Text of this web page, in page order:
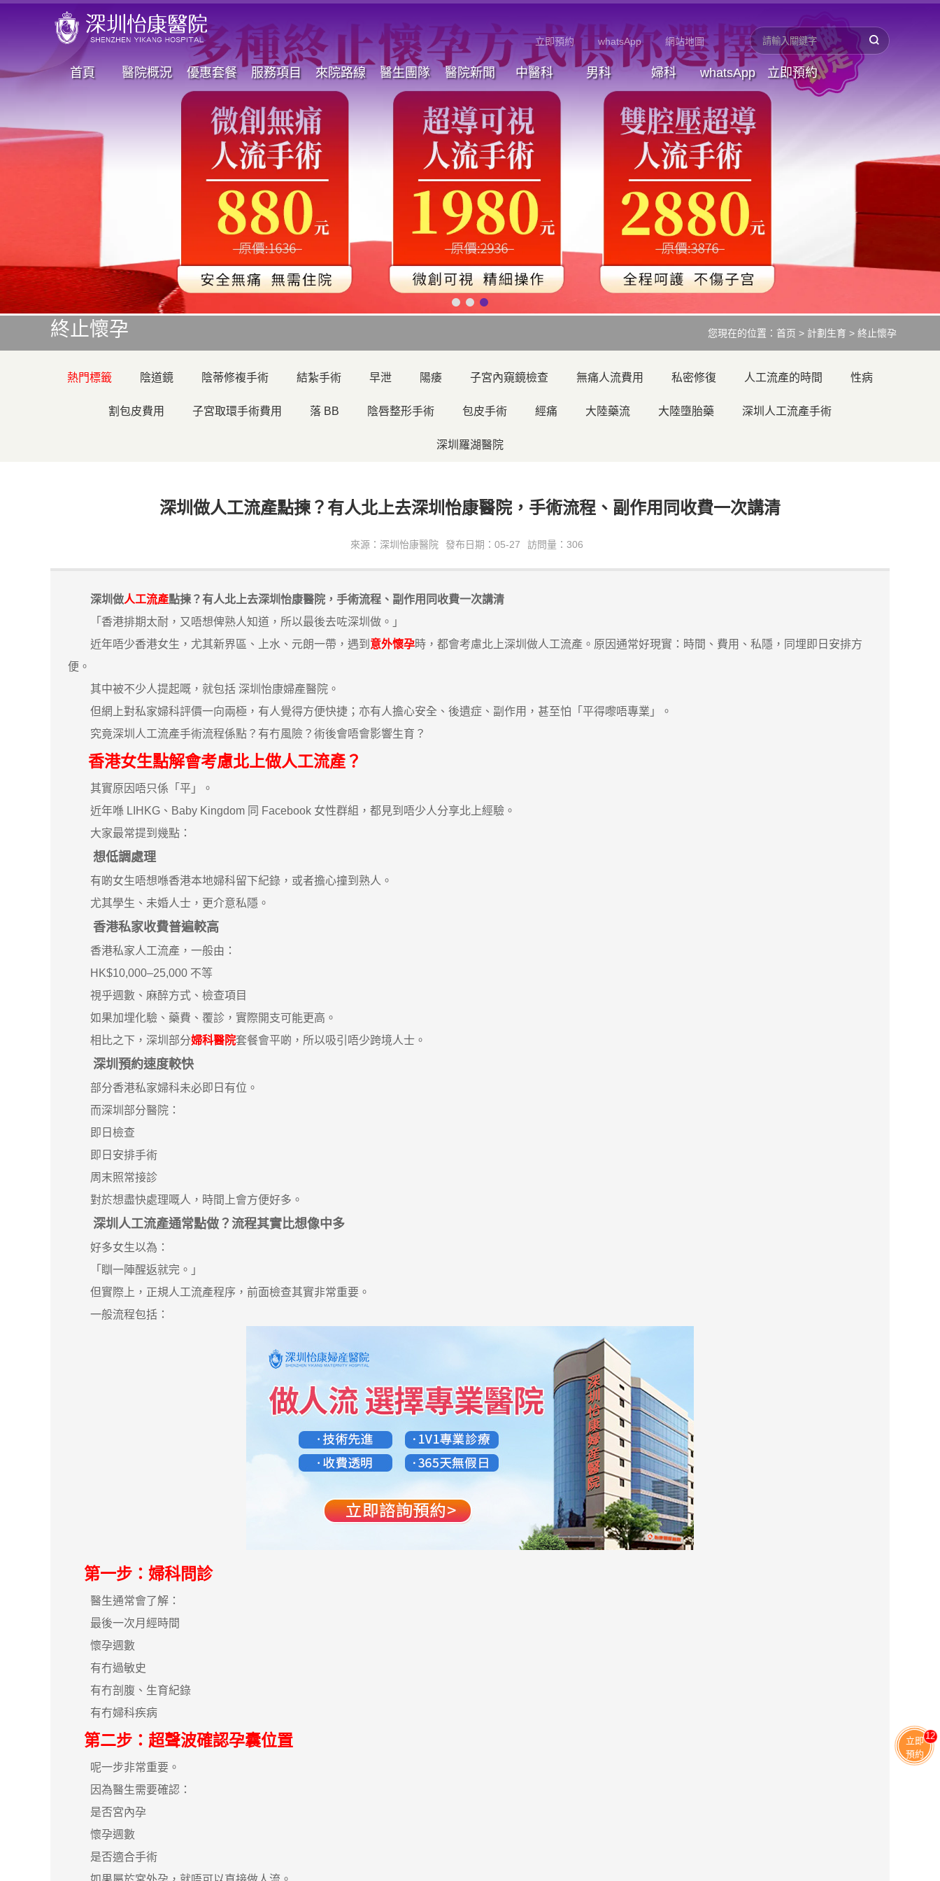
立即預約 whatsApp 網站地圖
首頁 醫院概況 優惠套餐 服務項目 來院路線 醫生團隊 醫院新聞 中醫科 男科 婦科 whatsApp 立即預約
終止懷孕 您現在的位置： 首页 > 計劃生育 > 終止懷孕
熱門標籤 陰道鏡 陰蒂修複手術 結紮手術 早泄 陽痿 子宮內窺鏡檢查 無痛人流費用 私密修復 人工流產的時間 性病
割包皮費用 子宮取環手術費用 落 BB 陰唇整形手術 包皮手術 經痛 大陸藥流 大陸墮胎藥 深圳人工流產手術
深圳羅湖醫院
深圳做人工流產點揀？有人北上去深圳怡康醫院，手術流程、副作用同收費一次講清
來源：深圳怡康醫院 發布日期：05-27 訪問量：306
深圳做人工流產點揀？有人北上去深圳怡康醫院，手術流程、副作用同收費一次講清
「香港排期太耐，又唔想俾熟人知道，所以最後去咗深圳做。」
近年唔少香港女生，尤其新界區、上水、元朗一帶，遇到 意外懷孕時，都會考慮北上深圳做人工流產。原因通常好現實：時間、費用、私隱，同埋即日安排方
便。
其中被不少人提起嘅，就包括 深圳怡康婦產醫院。
但網上對私家婦科評價一向兩極，有人覺得方便快捷；亦有人擔心安全、後遺症、副作用，甚至怕「平得嚟唔專業」。
究竟深圳人工流產手術流程係點？有冇風險？術後會唔會影響生育？
香港女生點解會考慮北上做人工流產？
其實原因唔只係「平」。
近年喺 LIHKG、Baby Kingdom 同 Facebook 女性群組，都見到唔少人分享北上經驗。
大家最常提到幾點：
想低調處理
有啲女生唔想喺香港本地婦科留下紀錄，或者擔心撞到熟人。
尤其學生、未婚人士，更介意私隱。
香港私家收費普遍較高
香港私家人工流產，一般由：
HK$10,000–25,000 不等
視乎週數、麻醉方式、檢查項目
如果加埋化驗、藥費、覆診，實際開支可能更高。
相比之下，深圳部分婦科醫院套餐會平啲，所以吸引唔少跨境人士。
深圳預約速度較快
部分香港私家婦科未必即日有位。
而深圳部分醫院：
即日檢查
即日安排手術
周末照常接診
對於想盡快處理嘅人，時間上會方便好多。
深圳人工流產通常點做？流程其實比想像中多
好多女生以為：
「瞓一陣醒返就完。」
但實際上，正規人工流產程序，前面檢查其實非常重要。
一般流程包括：
第一步：婦科問診
醫生通常會了解：
最後一次月經時間
懷孕週數
有冇過敏史
有冇剖腹、生育紀錄
有冇婦科疾病
第二步：超聲波確認孕囊位置
呢一步非常重要。
因為醫生需要確認：
是否宮內孕
懷孕週數
是否適合手術
立即
預約
11